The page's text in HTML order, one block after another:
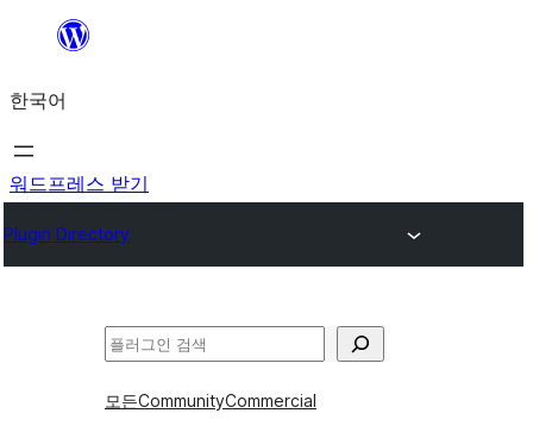
츠
로
바
가
한국어
워드프레스 받기
Plugin Directory
검
모든CommunityCommercial